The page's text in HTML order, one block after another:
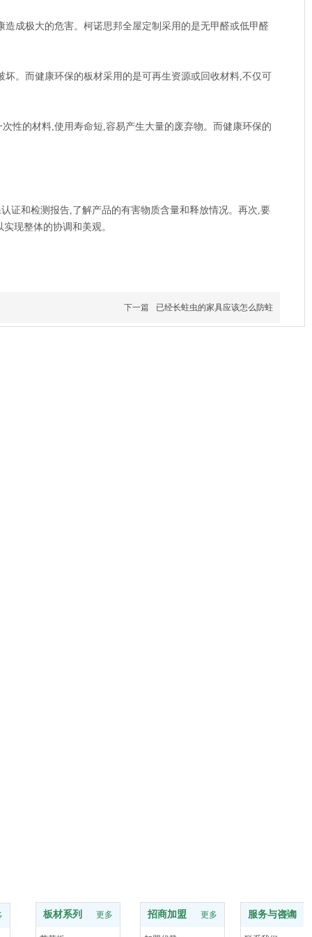
成极大的危害。柯诺思邦全屋定制采用的是无甲醛或低甲醛
。而健康环保的板材采用的是可再生资源或回收材料,不仅可
性的材料,使用寿命短,容易产生大量的废弃物。而健康环保的
证和检测报告,了解产品的有害物质含量和释放情况。再次,要
现整体的协调和美观。
下一篇 已经长蛀虫的家具应该怎么防蛀
板材系列 更多 招商加盟 更多 服务与咨询
更多